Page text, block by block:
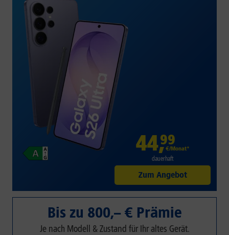
44,99
€/Monat*
dauerhaft
Zum Angebot
Bis zu 800,– € Prämie
Je nach Modell & Zustand für Ihr altes Gerät.